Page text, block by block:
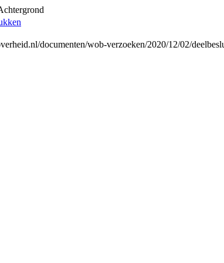
documenten/wob-verzoeken/2020/12/02/